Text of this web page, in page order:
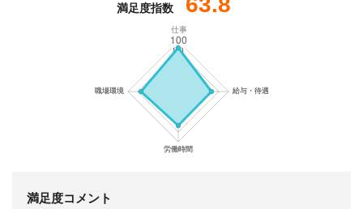
満足度指数
仕事
満足度コメント